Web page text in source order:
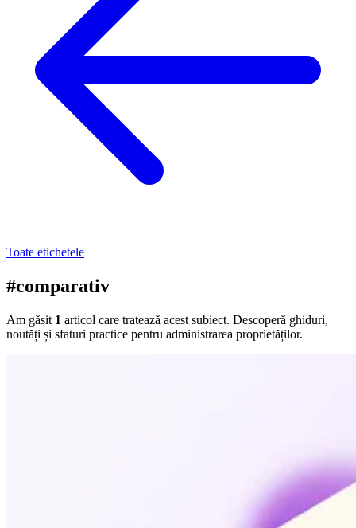
Toate etichetele
#comparativ
Am găsit 1 articol care tratează acest subiect. Descoperă ghiduri,
noutăți și sfaturi practice pentru administrarea proprietăților.